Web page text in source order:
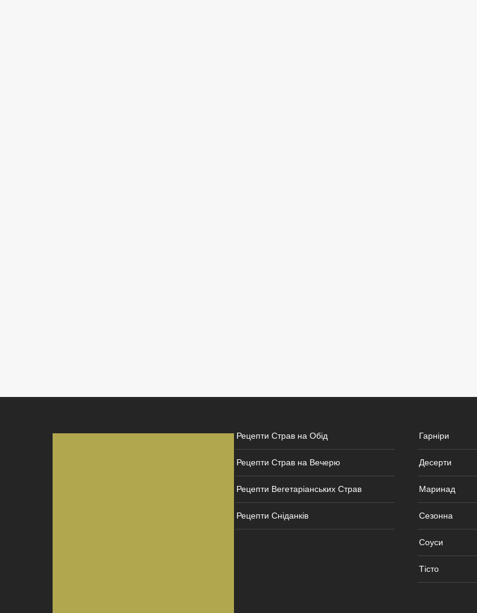
Рецепти Страв на Обід
Рецепти Страв на Вечерю
Рецепти Вегетаріанських Страв
Рецепти Сніданків
Гарніри
Десерти
Маринад
Сезонна
Соуси
Тісто